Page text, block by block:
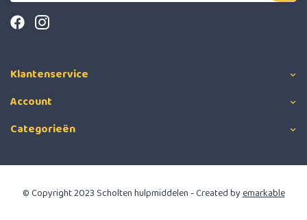
Klantenservice
Account
Categorieën
© Copyright 2023 Scholten hulpmiddelen - Created byemarkable